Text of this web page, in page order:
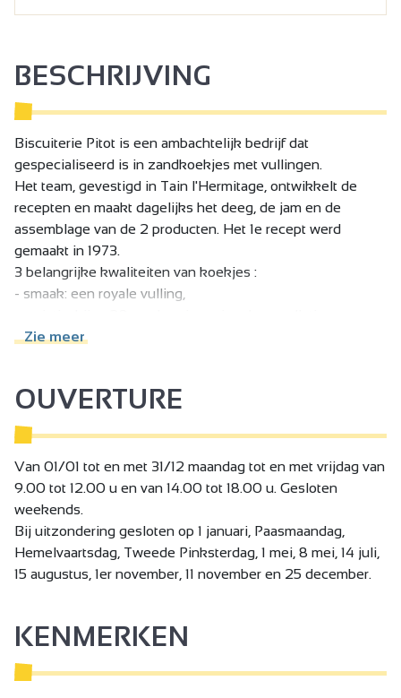
BESCHRIJVING
Biscuiterie Pitot is een ambachtelijk bedrijf dat
gespecialiseerd is in zandkoekjes met vullingen.
Het team, gevestigd in Tain l'Hermitage, ontwikkelt de
recepten en maakt dagelijks het deeg, de jam en de
assemblage van de 2 producten. Het 1e recept werd
gemaakt in 1973.
3 belangrijke kwaliteiten van koekjes :
- smaak: een royale vulling,
- plezier voor iedereen: individuele en deelbare formaten.
Zie meer
OUVERTURE
Van 01/01 tot en met 31/12 maandag tot en met vrijdag van
9.00 tot 12.00 u en van 14.00 tot 18.00 u. Gesloten
weekends.
Bij uitzondering gesloten op 1 januari, Paasmaandag,
Hemelvaartsdag, Tweede Pinksterdag, 1 mei, 8 mei, 14 juli,
15 augustus, 1er november, 11 november en 25 december.
KENMERKEN